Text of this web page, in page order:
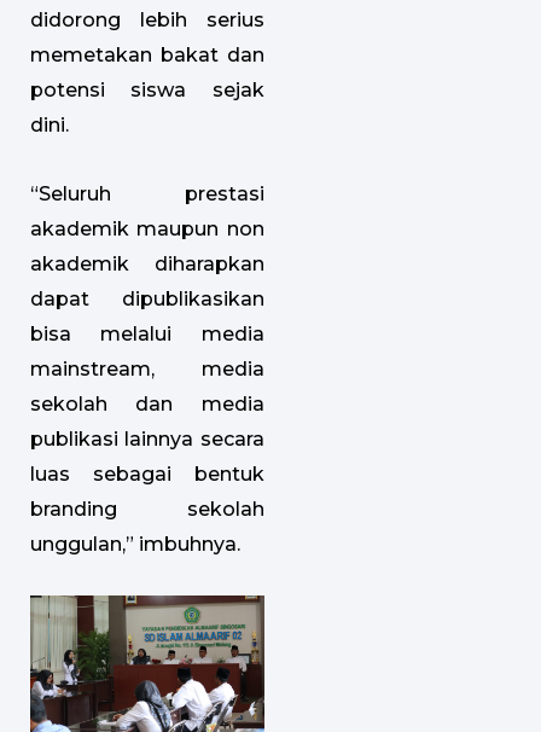
didorong lebih serius
memetakan bakat dan
potensi siswa sejak
dini.
“Seluruh prestasi
akademik maupun non
akademik diharapkan
dapat dipublikasikan
bisa melalui media
mainstream, media
sekolah dan media
publikasi lainnya secara
luas sebagai bentuk
branding sekolah
unggulan,” imbuhnya.